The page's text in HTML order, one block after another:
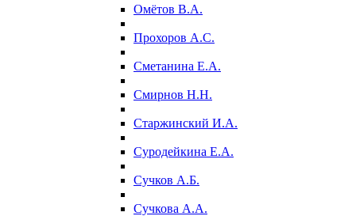
Омётов В.А.
Прохоров А.С.
Сметанина Е.А.
Смирнов Н.Н.
Старжинский И.А.
Суродейкина Е.А.
Сучков А.Б.
Сучкова А.А.